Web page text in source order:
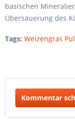
basischen
Übersäuerung des
Tags: Weizengras
Kommentar